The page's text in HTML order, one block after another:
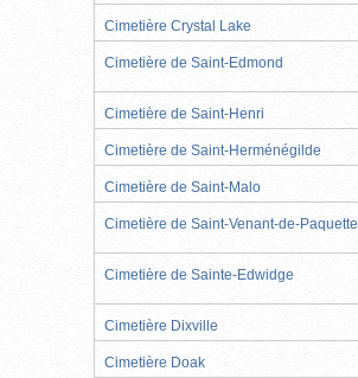
Cimetière Crystal Lake
Cimetière de Saint-Edmond
Cimetière de Saint-Henri
Cimetière de Saint-Herménégilde
Cimetière de Saint-Malo
Cimetière de Saint-Venant-de-Paquette
Cimetière de Sainte-Edwidge
Cimetière Dixville
Cimetière Doak